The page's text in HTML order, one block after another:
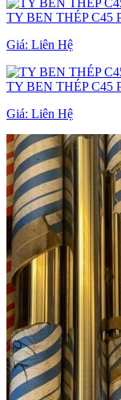
TY BEN THÉP C45
Giá: Liên Hệ
TY BEN THÉP C45
Giá: Liên Hệ